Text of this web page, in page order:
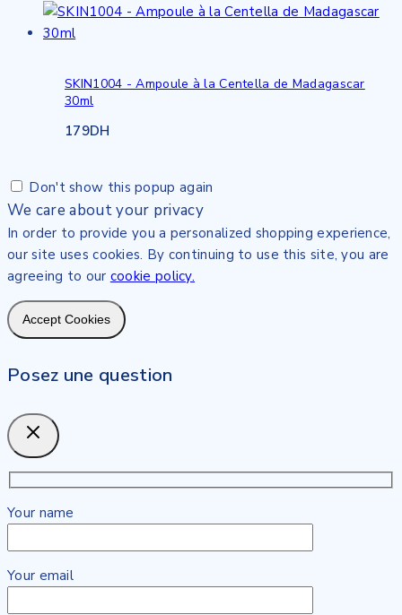
SKIN1004 - Ampoule à la Centella de Madagascar
30ml
179DH
Don't show this popup again
We care about your privacy
In order to provide you a personalized shopping experience,
our site uses cookies. By continuing to use this site, you are
agreeing to our cookie policy.
Accept Cookies
Posez une question
Your name
Your email